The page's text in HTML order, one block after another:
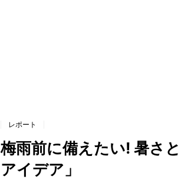
レポート
梅雨前に備えたい! 暑さ
アイデア」